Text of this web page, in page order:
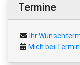
Termine
Ihr
Mich bei